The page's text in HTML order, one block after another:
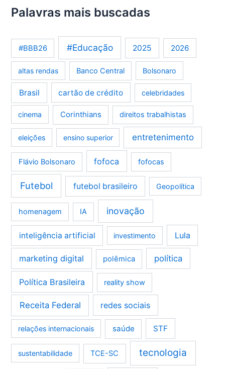
Palavras mais buscadas
#BBB26 #Educação 2025 2026
altas rendas Banco Central Bolsonaro
Brasil cartão de crédito celebridades
cinema Corinthians direitos trabalhistas
eleições ensino superior entretenimento
Flávio Bolsonaro fofoca fofocas
Futebol futebol brasileiro Geopolítica
homenagem IA inovação
inteligência artificial investimento Lula
marketing digital polêmica política
Política Brasileira reality show
Receita Federal redes sociais
relações internacionais saúde STF
sustentabilidade TCE-SC tecnologia